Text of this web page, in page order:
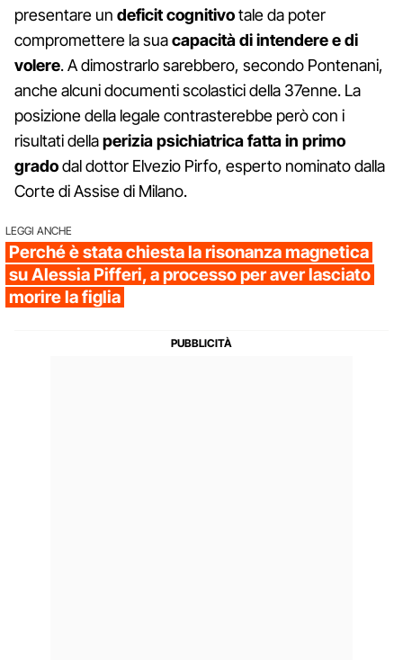
presentare un deficit cognitivotale da poter
compromettere la suacapacità di intendere e di
volere. A dimostrarlo sarebbero, secondo Pontenani,
anche alcuni documenti scolastici della 37enne. La
posizione della legale contrasterebbe però con i
risultati dellaperizia psichiatrica fatta in primo
gradodal dottor Elvezio Pirfo, esperto nominato dalla
Corte di Assise di Milano.
LEGGI ANCHE
Perché è stata chiesta la risonanza magnetica
su Alessia Pifferi, a processo per aver lasciato
morire la figlia